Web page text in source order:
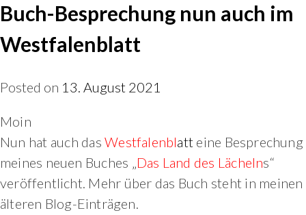
Buch-Besprechung nun auch im
Westfalenblatt
Posted on 13. August 2021
Moin
Nun hat auch dasWestfalenblatt eine Besprechung
meines neuen Buches „Das Land des Lächelns“
veröffentlicht. Mehr über das Buch steht in meinen
älteren Blog-Einträgen.